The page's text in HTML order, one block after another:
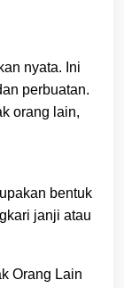
nyata. Ini
perbuatan.
orang lain,
bentuk
janji atau
Orang Lain